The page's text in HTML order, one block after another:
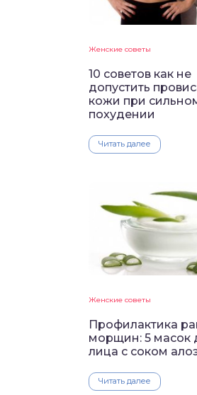
Женские советы
10 советов как не
допустить
кожи при
похудении
Читать далее
Женские советы
Профилактика
морщин: 5 масок
лица с соком
Читать далее